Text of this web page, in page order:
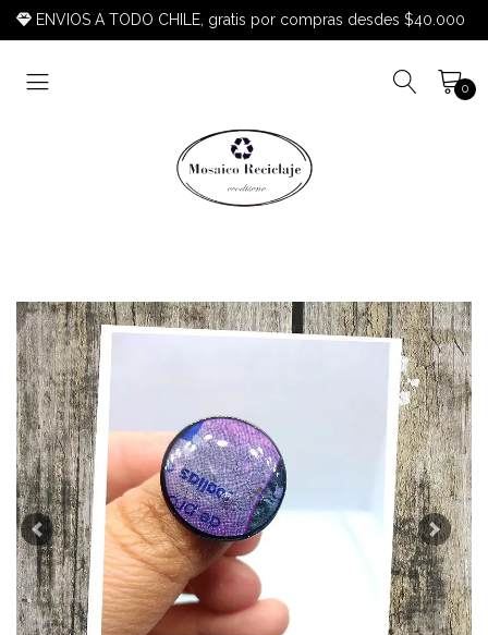
ENVIOS A TODO CHILE, gratis por compras desdes $40.000
0
Previous Next